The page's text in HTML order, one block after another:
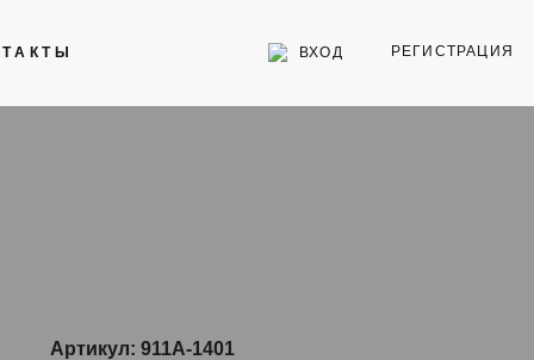
ВХОД РЕГИСТРАЦИЯ
Артикул: 911A-1401